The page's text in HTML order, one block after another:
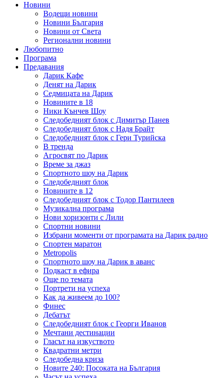
Новини
Водещи новини
Новини България
Новини от Света
Регионални новини
Любопитно
Програма
Предавания
Дарик Кафе
Денят на Дарик
Седмицата на Дарик
Новините в 18
Ники Кънчев Шоу
Следобедният блок с Димитър Панев
Следобедният блок с Надя Брайт
Следобедният блок с Гери Турийска
В тренда
Агросвят по Дарик
Време за джаз
Спортното шоу на Дарик
Следобедният блок
Новините в 12
Следобедният блок с Тодор Пантилеев
Музикална програма
Нови хоризонти с Лили
Спортни новини
Избрани моменти от програмата на Дарик радио
Спортен маратон
Metropolis
Спортното шоу на Дарик в аванс
Подкаст в ефира
Още по темата
Портрети на успеха
Как да живеем до 100?
Финес
Дебатът
Следобедният блок с Георги Иванов
Мечтани дестинации
Гласът на изкуството
Квадратни метри
Следобедна криза
Новите 240: Посоката на България